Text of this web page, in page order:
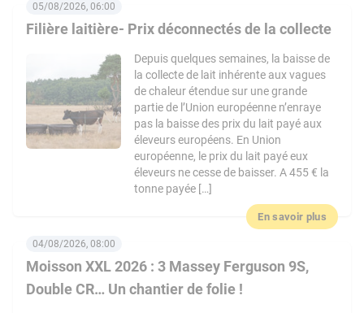
Filière laitière- Prix déconnectés de la collecte
05/08/2026, 06:00
Depuis quelques semaines, la baisse de
la collecte de lait inhérente aux vagues
de chaleur étendue sur une grande
partie de l’Union européenne n’enraye
pas la baisse des prix du lait payé aux
éleveurs européens. En Union
européenne, le prix du lait payé eux
éleveurs ne cesse de baisser. A 455 € la
tonne payée […]
En savoir plus
Moisson XXL 2026 : 3 Massey Ferguson 9S,
Double CR… Un chantier de folie !
04/08/2026, 08:00